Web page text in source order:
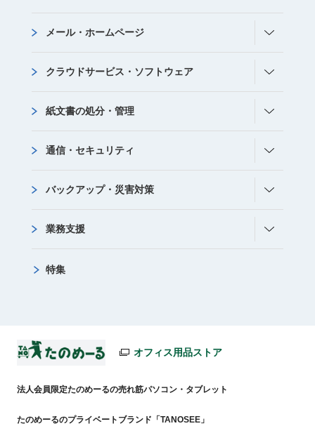
メール・ホームページ
クラウドサービス・ソフトウェア
紙文書の処分・管理
通信・セキュリティ
バックアップ・災害対策
業務支援
特集
オフィス用品ストア
法人会員限定たのめーるの売れ筋パソコン・タブレット
たのめーるのプライベートブランド「TANOSEE」